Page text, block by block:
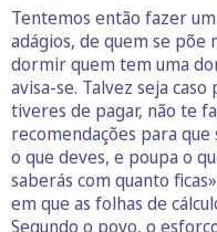
Tentemos então fazer
adágios, de quem se põe
dormir quem tem uma
avisa-se. Talvez seja
tiveres de pagar, não te
recomendações para que
o que deves, e poupa o
saberás com quanto
em que as folhas de
Segundo o povo, o